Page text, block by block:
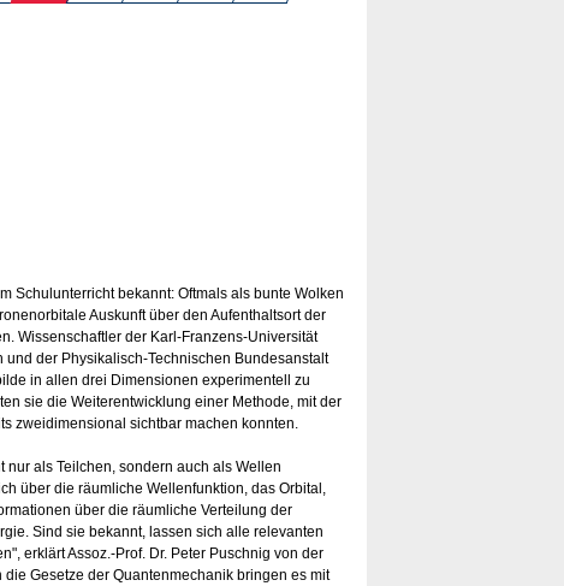
Schulunterricht bekannt: Oftmals als bunte Wolken
Auskunft über den Aufenthaltsort der
Wissenschaftler der Karl-Franzens-Universität
und der Physikalisch-Technischen Bundesanstalt
in allen drei Dimensionen experimentell zu
sie die Weiterentwicklung einer Methode, mit der
zweidimensional sichtbar machen konnten.
nur als Teilchen, sondern auch als Wellen
über die räumliche Wellenfunktion, das Orbital,
über die räumliche Verteilung der
Sind sie bekannt, lassen sich alle relevanten
erklärt Assoz.-Prof. Dr. Peter Puschnig von der
Gesetze der Quantenmechanik bringen es mit